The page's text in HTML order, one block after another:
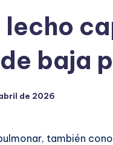
lecho
baja
de 2026
también